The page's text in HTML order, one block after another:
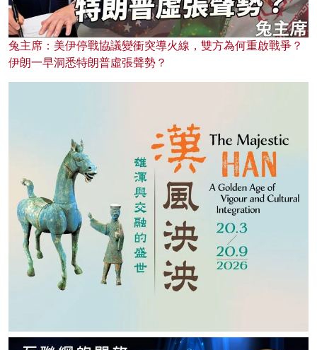
兔主席：美伊停戰協議變衝突導火線，雙方為何重啟戰爭？
伊朗一早洞悉特朗普虛張聲勢？